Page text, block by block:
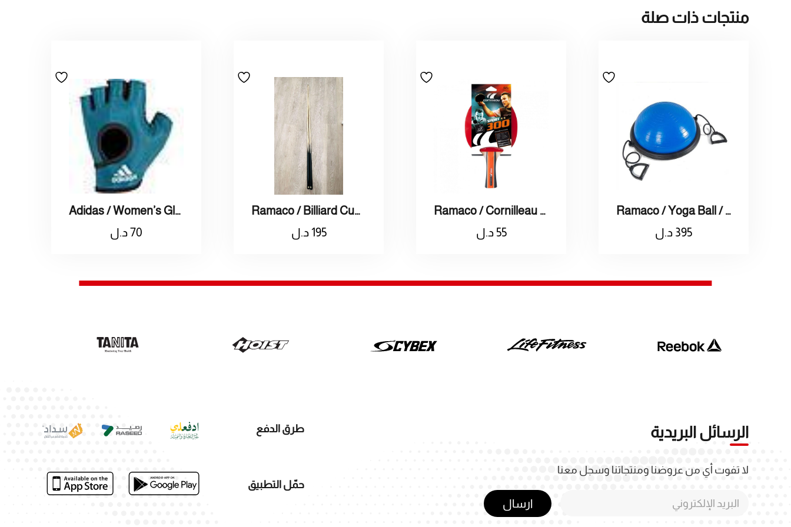
منتجات ذات صلة
Ramaco / Yoga Ball / راماكو / كرة تمرين يوقا
395 د.ل
Ramaco / Cornilleau / Sport 300 Table Tennis Racket / 300 راماكو/كورنيليو/ مضرب تنس الطاولة سبورت
55 د.ل
Ramaco / Billiard Cue 001 / راماكو / عصا بلياردو
195 د.ل
Adidas / Women’s Gloves S / اديداس قفاز نسائي صغير
70د.ل
الرسائل البريدية
لا تفوت أي من عروضنا ومنتجاتنا وسجل معنا
ارسال
طرق الدفع
حمّل التطبيق